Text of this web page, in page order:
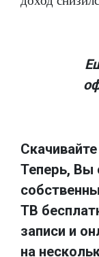
Теперь, Вы
ТВ
записи и
на